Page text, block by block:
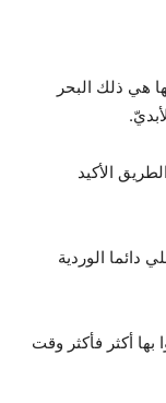
هي ذلك البحر
الأكيد
دائما الوردية
أكثر فأكثر وقت